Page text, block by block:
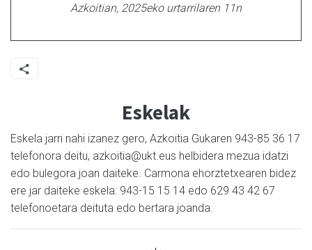
Azkoitian, 2025eko urtarrilaren 11n
Eskelak
Eskela jarri nahi izanez gero, Azkoitia Gukaren 943-85 36 17
telefonora deitu, azkoitia@ukt.eus helbidera mezua idatzi
edo bulegora joan daiteke. Carmona ehorztetxearen bidez
ere jar daiteke eskela: 943-15 15 14 edo 629 43 42 67
telefonoetara deituta edo bertara joanda.